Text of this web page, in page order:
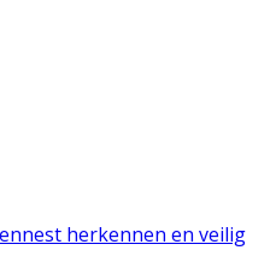
herkennen en veilig